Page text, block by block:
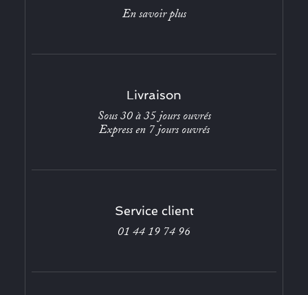
En savoir plus
Livraison
Sous 30 à 35 jours ouvrés
Express en 7 jours ouvrés
Service client
01 44 19 74 96